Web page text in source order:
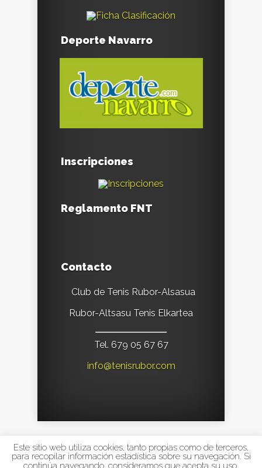
Deporte Navarro
Inscripciones
Reglamento FNT
Contacto
Club de Tenis Rubor-Alsasua
Rubor-Altsasu Tenis Elkartea
Tel. 679 05 67 67
info@tenisrubor.com
Designed byElegant Themes| Powered by
Este sitio web utiliza cookies, tanto propias como de terceros,
para recopilar información estadística sobre su navegación. Si
continúa navegando, consideramos que acepta su uso.